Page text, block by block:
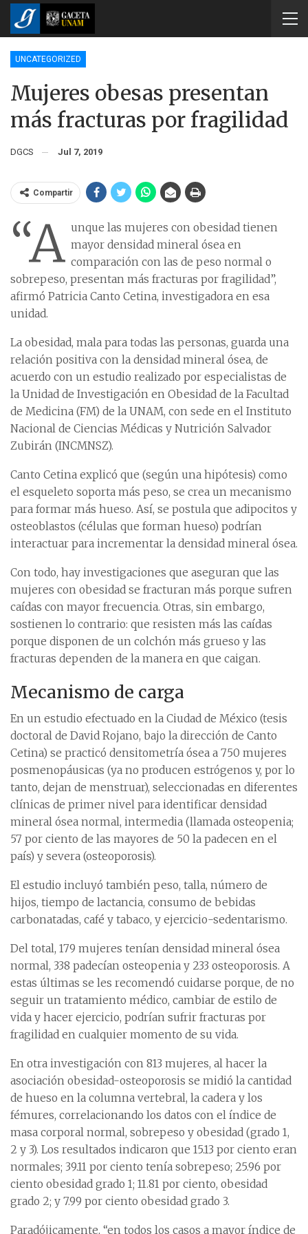
UNCATEGORIZED
Mujeres obesas presentan
más fracturas por fragilidad
DGCS Jul 7, 2019
Compartir
“A unque las mujeres con obesidad tienen
mayor densidad mineral ósea en
comparación con las de peso normal o
sobrepeso, presentan más fracturas por fragilidad”,
afirmó Patricia Canto Cetina, investigadora en esa
unidad.
La obesidad, mala para todas las personas, guarda una
relación positiva con la densidad mineral ósea, de
acuerdo con un estudio realizado por especialistas de
la Unidad de Investigación en Obesidad de la Facultad
de Medicina (FM) de la UNAM, con sede en el Instituto
Nacional de Ciencias Médicas y Nutrición Salvador
Zubirán (INCMNSZ).
Canto Cetina explicó que (según una hipótesis) como
el esqueleto soporta más peso, se crea un mecanismo
para formar más hueso. Así, se postula que adipocitos y
osteoblastos (células que forman hueso) podrían
interactuar para incrementar la densidad mineral ósea.
Con todo, hay investigaciones que aseguran que las
mujeres con obesidad se fracturan más porque sufren
caídas con mayor frecuencia. Otras, sin embargo,
sostienen lo contrario: que resisten más las caídas
porque disponen de un colchón más grueso y las
fracturas dependen de la manera en que caigan.
Mecanismo de carga
En un estudio efectuado en la Ciudad de México (tesis
doctoral de David Rojano, bajo la dirección de Canto
Cetina) se practicó densitometría ósea a 750 mujeres
posmenopáusicas (ya no producen estrógenos y, por lo
tanto, dejan de menstruar), seleccionadas en diferentes
clínicas de primer nivel para identificar densidad
mineral ósea normal, intermedia (llamada osteopenia;
57 por ciento de las mayores de 50 la padecen en el
país) y severa (osteoporosis).
El estudio incluyó también peso, talla, número de
hijos, tiempo de lactancia, consumo de bebidas
carbonatadas, café y tabaco, y ejercicio-sedentarismo.
Del total, 179 mujeres tenían densidad mineral ósea
normal, 338 padecían osteopenia y 233 osteoporosis. A
estas últimas se les recomendó cuidarse porque, de no
seguir un tratamiento médico, cambiar de estilo de
vida y hacer ejercicio, podrían sufrir fracturas por
fragilidad en cualquier momento de su vida.
En otra investigación con 813 mujeres, al hacer la
asociación obesidad-osteoporosis se midió la cantidad
de hueso en la columna vertebral, la cadera y los
fémures, correlacionando los datos con el índice de
masa corporal normal, sobrepeso y obesidad (grado 1,
2 y 3). Los resultados indicaron que 15.13 por ciento eran
normales; 39.11 por ciento tenía sobrepeso; 25.96 por
ciento obesidad grado 1; 11.81 por ciento, obesidad
grado 2; y 7.99 por ciento obesidad grado 3.
Paradójicamente, “en todos los casos a mayor índice de